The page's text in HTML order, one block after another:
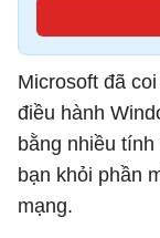
Microsoft đã
điều hành
bằng nhiều
bạn khỏi phần
mạng.